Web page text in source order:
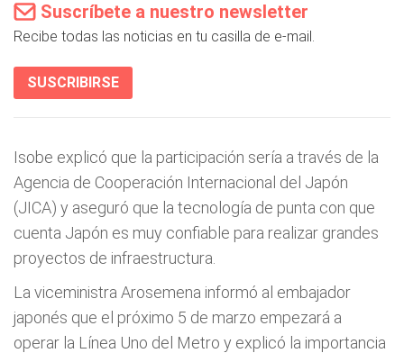
Suscríbete a nuestro newsletter
Recibe todas las noticias en tu casilla de e-mail.
SUSCRIBIRSE
Isobe explicó que la participación sería a través de la
Agencia de Cooperación Internacional del Japón
(JICA) y aseguró que la tecnología de punta con que
cuenta Japón es muy confiable para realizar grandes
proyectos de infraestructura.
La viceministra Arosemena informó al embajador
japonés que el próximo 5 de marzo empezará a
operar la Línea Uno del Metro y explicó la importancia